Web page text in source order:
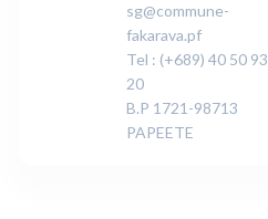
sg@commune-
fakarava.pf
Tel : (+689) 40 50 93
20
B.P 1721-98713
PAPEETE